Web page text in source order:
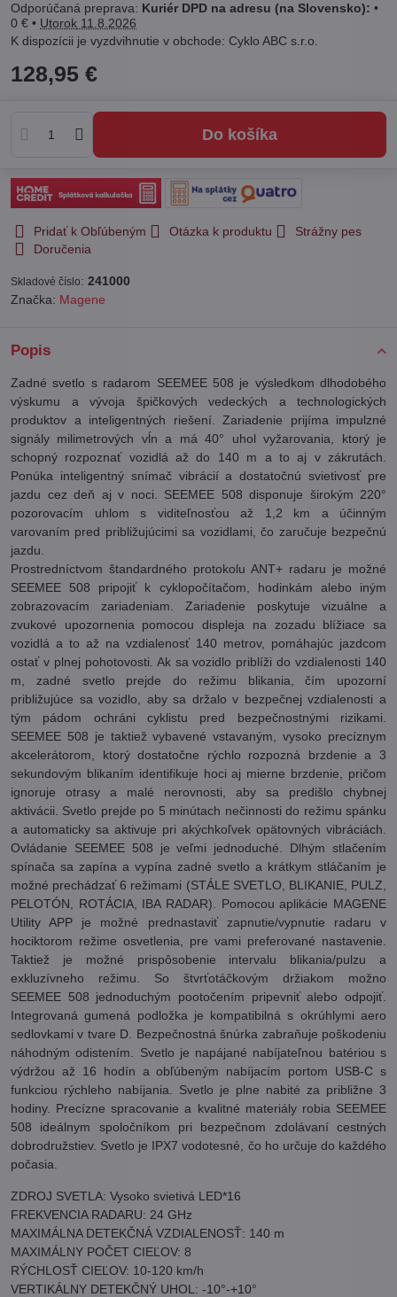
Kuriér DPD na adresu (na Slovensko): •
0 € • Utorok 11.8.2026
Cyklo ABC s.r.o.
128,95 €
Do košíka
Pridať k Obľúbeným Otázka k produktu
Strážny pes
Doručenia
Skladové číslo: 241000
Značka: Magene
Popis
Zadné svetlo s radarom SEEMEE 508 je výsledkom dlhodobého
výskumu a vývoja špičkových vedeckých a technologických
produktov a inteligentných riešení. Zariadenie prijíma impulzné
signály milimetrových vĺn a má 40° uhol vyžarovania, ktorý je
schopný rozpoznať vozidlá až do 140 m a to aj v zákrutách.
Ponúka inteligentný snímač vibrácií a dostatočnú svietivosť pre
jazdu cez deň aj v noci. SEEMEE 508 disponuje širokým 220°
pozorovacím uhlom s viditeľnosťou až 1,2 km a účinným
varovaním pred približujúcimi sa vozidlami, čo zaručuje bezpečnú
jazdu.
Prostredníctvom štandardného protokolu ANT+ radaru je možné
SEEMEE 508 pripojiť k cyklopočítačom, hodinkám alebo iným
zobrazovacím zariadeniam. Zariadenie poskytuje vizuálne a
zvukové upozornenia pomocou displeja na zozadu blížiace sa
vozidlá a to až na vzdialenosť 140 metrov, pomáhajúc jazdcom
ostať v plnej pohotovosti. Ak sa vozidlo priblíži do vzdialenosti 140
m, zadné svetlo prejde do režimu blikania, čím upozorní
približujúce sa vozidlo, aby sa držalo v bezpečnej vzdialenosti a
tým pádom ochráni cyklistu pred bezpečnostnými rizikami.
SEEMEE 508 je taktiež vybavené vstavaným, vysoko precíznym
akcelerátorom, ktorý dostatočne rýchlo rozpozná brzdenie a 3
sekundovým blikaním identifikuje hoci aj mierne brzdenie, pričom
ignoruje otrasy a malé nerovnosti, aby sa predišlo chybnej
aktivácii. Svetlo prejde po 5 minútach nečinnosti do režimu spánku
a automaticky sa aktivuje pri akýchkoľvek opätovných vibráciách.
Ovládanie SEEMEE 508 je veľmi jednoduché. Dlhým stlačením
spínača sa zapína a vypína zadné svetlo a krátkym stláčaním je
možné prechádzať 6 režimami (STÁLE SVETLO, BLIKANIE, PULZ,
PELOTÓN, ROTÁCIA, IBA RADAR). Pomocou aplikácie MAGENE
Utility APP je možné prednastaviť zapnutie/vypnutie radaru v
hociktorom režime osvetlenia, pre vami preferované nastavenie.
Taktiež je možné prispôsobenie intervalu blikania/pulzu a
exkluzívneho režimu. So štvrťotáčkovým držiakom možno
SEEMEE 508 jednoduchým pootočením pripevniť alebo odpojiť.
Integrovaná gumená podložka je kompatibilná s okrúhlymi aero
sedlovkami v tvare D. Bezpečnostná šnúrka zabraňuje poškodeniu
náhodným odistením. Svetlo je napájané nabíjateľnou batériou s
výdržou až 16 hodín a obľúbeným nabíjacím portom USB-C s
funkciou rýchleho nabíjania. Svetlo je plne nabité za približne 3
hodiny. Precízne spracovanie a kvalitné materiály robia SEEMEE
508 ideálnym spoločníkom pri bezpečnom zdolávaní cestných
dobrodružstiev. Svetlo je IPX7 vodotesné, čo ho určuje do každého
počasia.
ZDROJ SVETLA: Vysoko svietivá LED*16
FREKVENCIA RADARU: 24 GHz
MAXIMÁLNA DETEKČNÁ VZDIALENOSŤ: 140 m
MAXIMÁLNY POČET CIEĽOV: 8
RÝCHLOSŤ CIEĽOV: 10-120 km/h
VERTIKÁLNY DETEKČNÝ UHOL: -10°-+10°